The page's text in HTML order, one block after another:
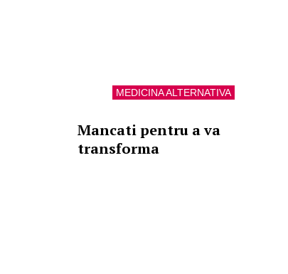
MEDICINA ALTERNATIVA
Mancati pentru a va
transforma